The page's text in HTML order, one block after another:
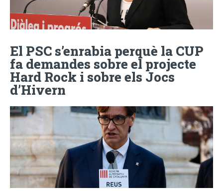
El PSC s’enrabia perquè la CUP
fa demandes sobre el projecte
Hard Rock i sobre els Jocs
d’Hivern